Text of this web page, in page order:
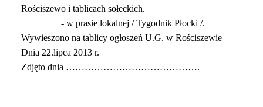
Rościszewo i tablicach sołeckich.
- w prasie lokalnej / Tygodnik Płocki /.
Wywieszono na tablicy ogłoszeń U.G. w Rościszewie
Dnia 22.lipca 2013 r.
Zdjęto dnia …………………………………….